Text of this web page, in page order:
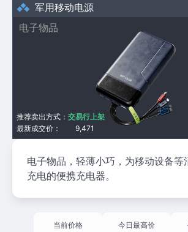
军用移动电源
电子物品
最新成交价： 9,471
推荐卖出方式： 交易行上架
电子物品，轻薄小巧，为移动设备等
充电的便携充电器。
当前价格 今日最高价